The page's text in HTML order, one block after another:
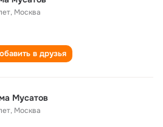
, Москва
в друзья
Мусатов
, Москва